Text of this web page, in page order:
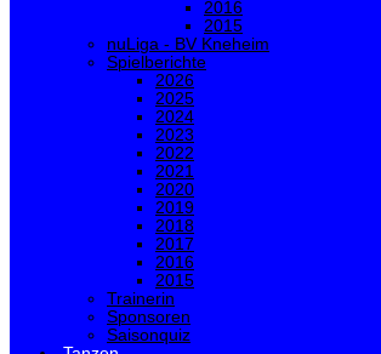
2016
2015
nuLiga - BV Kneheim
Spielberichte
2026
2025
2024
2023
2022
2021
2020
2019
2018
2017
2016
2015
Trainerin
Sponsoren
Saisonquiz